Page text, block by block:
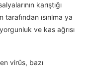
karıştığı
ısırılma ya
ve kas ağrısı
virüs, bazı